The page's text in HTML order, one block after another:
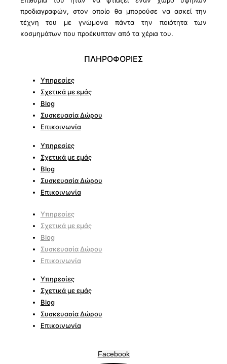
προδιαγραφών, στον οποίο θα μπορούσε να ασκεί την
τέχνη του με γνώμονα πάντα την ποιότητα των
κοσμημάτων που προέκυπταν από τα χέρια του.
ΠΛΗΡΟΦΟΡΙΕΣ
Υπηρεσίες
Σχετικά με εμάς
Blog
Συσκευασία Δώρου
Επικοινωνία
Υπηρεσίες
Σχετικά με εμάς
Blog
Συσκευασία Δώρου
Επικοινωνία
Υπηρεσίες
Σχετικά με εμάς
Blog
Συσκευασία Δώρου
Επικοινωνία
Υπηρεσίες
Σχετικά με εμάς
Blog
Συσκευασία Δώρου
Επικοινωνία
Facebook